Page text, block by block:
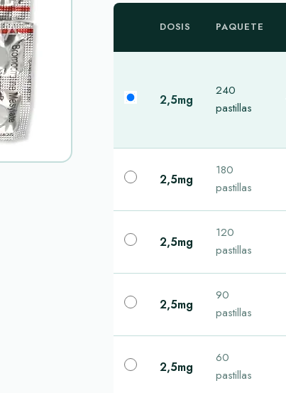
DOSIS PAQUETE
2,5mg
240
pastillas
2,5mg
180
pastillas
2,5mg
120
pastillas
2,5mg
90
pastillas
2,5mg
60
pastillas